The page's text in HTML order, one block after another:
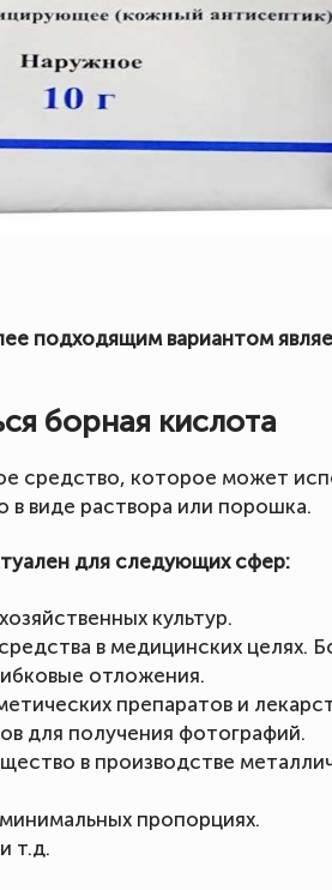
подходящим вариантом
борная кислота
средство, которое может
виде раствора или порошка.
для следующих сфер:
культур.
в медицинских целях.
отложения.
препаратов и
для получения фотографий.
в производстве
пропорциях.
т.д.